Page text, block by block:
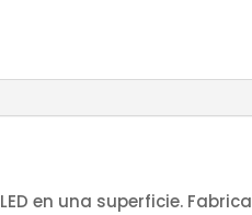
en una superficie.